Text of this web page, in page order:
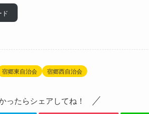
ド
宿郷東自治会 宿郷西自治会
ったらシェアしてね！